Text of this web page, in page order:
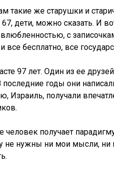
такие же старушки и
дети, можно сказать. И
с
бесплатно, все
97 лет. Один из ее
последние годы они
Израиль, получали
человек получает
не нужны ни мои мысли,